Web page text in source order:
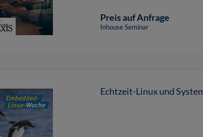
Preis auf Anfrage
Inhouse Seminar
Echtzeit-Linux und